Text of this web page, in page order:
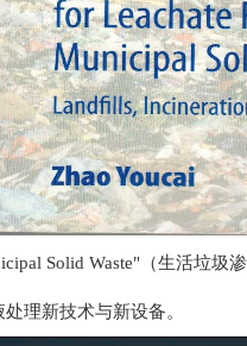
Solid Waste"（生活垃
理新技术与新设备。